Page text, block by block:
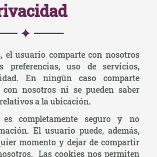
el usuario comparte con nosotros
preferencias, uso de servicios,
En ningún caso comparte
nosotros ni se pueden saber
a la ubicación.
completamente seguro y no
El usuario puede, además,
momento y dejar de compartir
Las cookies nos permiten